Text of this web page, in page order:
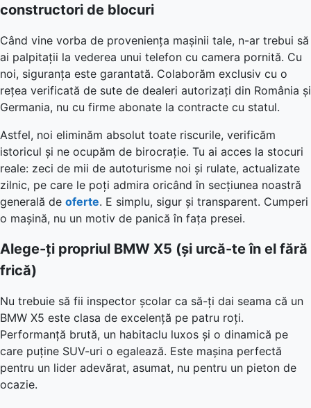
constructori de blocuri
Când vine vorba de proveniența mașinii tale, n-ar trebui să
ai palpitații la vederea unui telefon cu camera pornită. Cu
noi, siguranța este garantată. Colaborăm exclusiv cu o
rețea verificată de sute de dealeri autorizați din România și
Germania, nu cu firme abonate la contracte cu statul.
Astfel, noi eliminăm absolut toate riscurile, verificăm
istoricul și ne ocupăm de birocrație. Tu ai acces la stocuri
reale: zeci de mii de autoturisme noi și rulate, actualizate
zilnic, pe care le poți admira oricând în secțiunea noastră
generală de oferte. E simplu, sigur și transparent. Cumperi
o mașină, nu un motiv de panică în fața presei.
Alege-ți propriul BMW X5 (și urcă-te în el fără
frică)
Nu trebuie să fii inspector școlar ca să-ți dai seama că un
BMW X5 este clasa de excelență pe patru roți.
Performanță brută, un habitaclu luxos și o dinamică pe
care puține SUV-uri o egalează. Este mașina perfectă
pentru un lider adevărat, asumat, nu pentru un pieton de
ocazie.